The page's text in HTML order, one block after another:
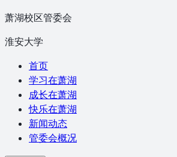
萧湖校区管委会
淮安大学
首页
学习在萧湖
成长在萧湖
快乐在萧湖
新闻动态
管委会概况